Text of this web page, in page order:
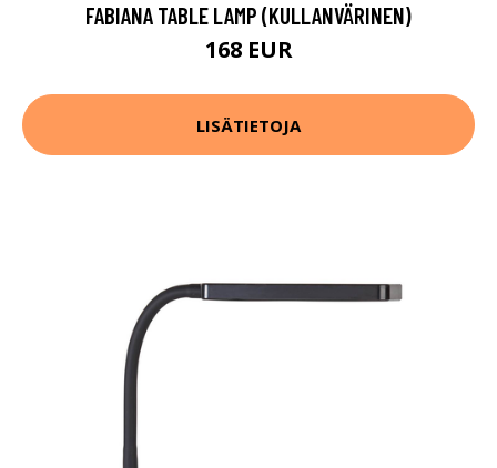
FABIANA TABLE LAMP (KULLANVÄRINEN)
168 EUR
LISÄTIETOJA